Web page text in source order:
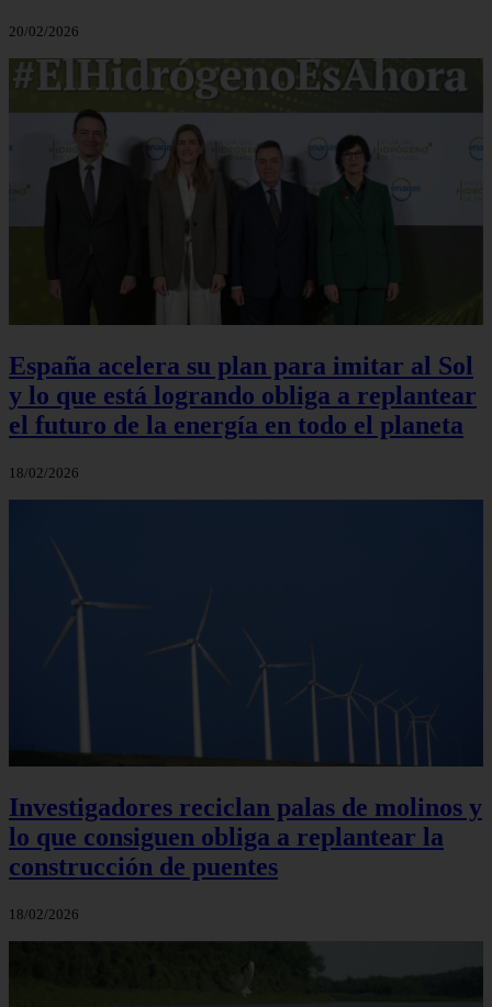
20/02/2026
España acelera su plan para imitar al Sol
y lo que está logrando obliga a replantear
el futuro de la energía en todo el planeta
18/02/2026
Investigadores reciclan palas de molinos y
lo que consiguen obliga a replantear la
construcción de puentes
18/02/2026